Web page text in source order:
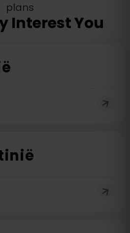
plans
Interest You